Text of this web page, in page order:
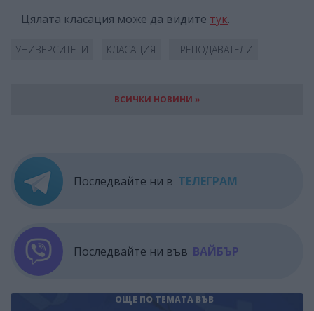
Цялата класация може да видите тук.
УНИВЕРСИТЕТИ КЛАСАЦИЯ ПРЕПОДАВАТЕЛИ
ВСИЧКИ НОВИНИ »
Последвайте ни в ТЕЛЕГРАМ
Последвайте ни във ВАЙБЪР
ОЩЕ ПО ТЕМАТА ВЪВ